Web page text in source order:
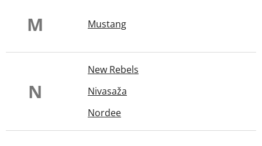
M Mustang
N
New Rebels
Nivasaža
Nordee